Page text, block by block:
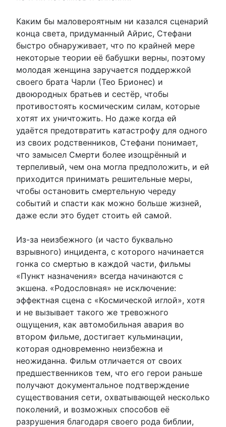
Каким бы маловероятным ни казался сценарий
конца света, придуманный Айрис, Стефани
быстро обнаруживает, что по крайней мере
некоторые теории её бабушки верны, поэтому
молодая женщина заручается поддержкой
своего брата Чарли (Тео Брионес) и
двоюродных братьев и сестёр, чтобы
противостоять космическим силам, которые
хотят их уничтожить. Но даже когда ей
удаётся предотвратить катастрофу для одного
из своих родственников, Стефани понимает,
что замысел Смерти более изощрённый и
терпеливый, чем она могла предположить, и ей
приходится принимать решительные меры,
чтобы остановить смертельную череду
событий и спасти как можно больше жизней,
даже если это будет стоить ей самой.
Из-за неизбежного (и часто буквально
взрывного) инцидента, с которого начинается
гонка со смертью в каждой части, фильмы
«Пункт назначения» всегда начинаются с
экшена. «Родословная» не исключение:
эффектная сцена с «Космической иглой», хотя
и не вызывает такого же тревожного
ощущения, как автомобильная авария во
втором фильме, достигает кульминации,
которая одновременно неизбежна и
неожиданна. Фильм отличается от своих
предшественников тем, что его герои раньше
получают документальное подтверждение
существования сети, охватывающей несколько
поколений, и возможных способов её
разрушения благодаря своего рода библии,